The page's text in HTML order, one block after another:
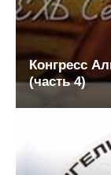
Конгресс
(часть 4)